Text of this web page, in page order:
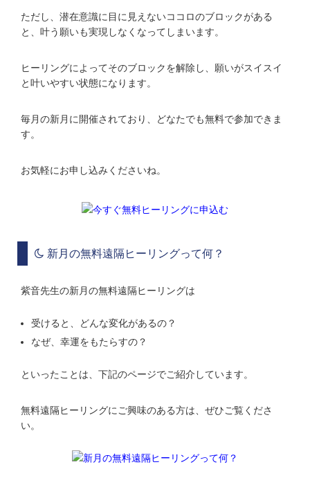
ただし、潜在意識に目に見えないココロのブロックがある
と、叶う願いも実現しなくなってしまいます。
ヒーリングによってそのブロックを解除し、願いがスイスイ
と叶いやすい状態になります。
毎月の新月に開催されており、どなたでも無料で参加できま
す。
お気軽にお申し込みくださいね。
新月の無料遠隔ヒーリングって何？
紫音先生の新月の無料遠隔ヒーリングは
受けると、どんな変化があるの？
なぜ、幸運をもたらすの？
といったことは、下記のページでご紹介しています。
無料遠隔ヒーリングにご興味のある方は、ぜひご覧くださ
い。